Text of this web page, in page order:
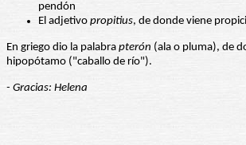
pendón
El adjetivo propitius, de donde viene
En griego dio la palabra pterón (ala o pluma), de
hipopótamo ("caballo de río").
- Gracias: Helena